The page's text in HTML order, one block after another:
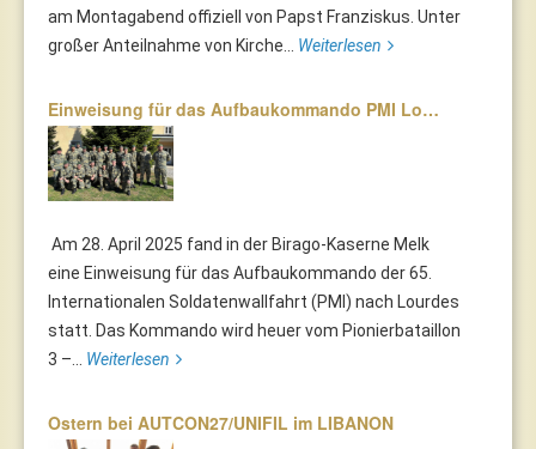
am Montagabend offiziell von Papst Franziskus. Unter
großer Anteilnahme von Kirche... Weiterlesen
Einweisung für das Aufbaukommando PMI Lo…
Am 28. April 2025 fand in der Birago-Kaserne Melk
eine Einweisung für das Aufbaukommando der 65.
Internationalen Soldatenwallfahrt (PMI) nach Lourdes
statt. Das Kommando wird heuer vom Pionierbataillon
3 –... Weiterlesen
Ostern bei AUTCON27/UNIFIL im LIBANON